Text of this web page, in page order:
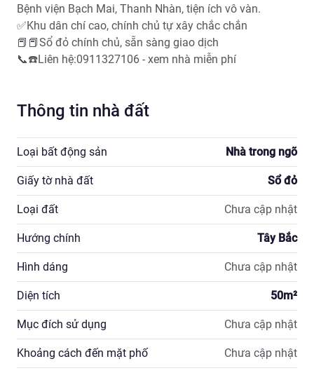
Bệnh viện Bạch Mai, Thanh Nhàn, tiện ích vô vàn.
✅Khu dân chí cao, chính chủ tự xây chắc chắn
📕📕Sổ đỏ chính chủ, sẵn sàng giao dịch
📞☎️Liên hệ:0911327106 - xem nhà miễn phí
Thông tin nhà đất
Loại bất động sản Nhà trong ngõ
Giấy tờ nhà đất Sổ đỏ
Loại đất Chưa cập nhật
Hướng chính Tây Bắc
Hình dáng Chưa cập nhật
Diện tích 50m²
Mục đích sử dụng Chưa cập nhật
Khoảng cách đến mặt phố Chưa cập nhật